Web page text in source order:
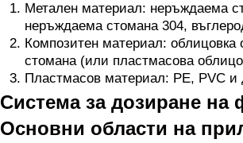
Метален материал: неръждаема
неръждаема стомана 304,
Композитен материал: облицовка
стомана (или пластмасова
Пластмасов материал: PE, PVC и
Система за дозиране на
Основни области на